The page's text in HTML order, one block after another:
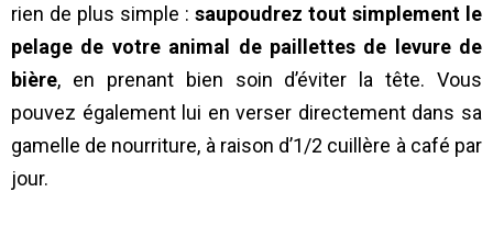
rien de plus simple : saupoudrez tout simplement le
pelage de votre animal de paillettes de levure de
bière, en prenant bien soin d’éviter la tête. Vous
pouvez également lui en verser directement dans sa
gamelle de nourriture, à raison d’1/2 cuillère à café par
jour.